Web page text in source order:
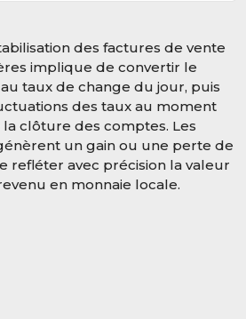
des factures de vente
implique de convertir le
taux de change du jour, puis
des taux au moment
clôture des comptes. Les
un gain ou une perte de
refléter avec précision la valeur
en monnaie locale.